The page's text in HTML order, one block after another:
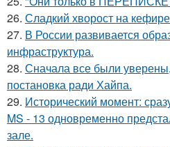
26. Сладкий хворост на
27. В России развивается
инфраструктура.
28. Сначала все были
постановка ради Хайпа.
29. Исторический момент:
MS - 13 одновременно
зале.